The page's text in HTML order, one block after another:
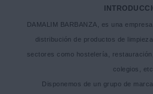
DAMALIM BARBANZA, es una
distribución de productos de
sectores como hostelería,
colegios, etc.
Disponemos de un grupo de